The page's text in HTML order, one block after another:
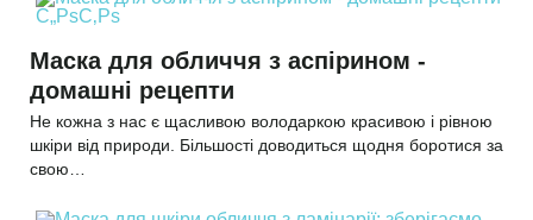
Маска для обличчя з аспірином -
домашні рецепти
Не кожна з нас є щасливою володаркою красивою і рівною
шкіри від природи. Більшості доводиться щодня боротися за
свою…